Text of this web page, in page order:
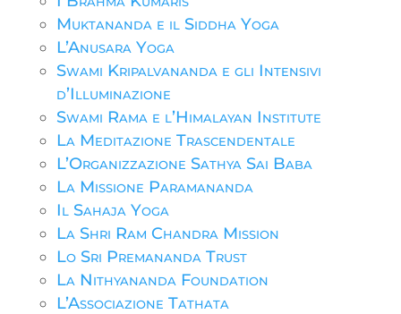
Muktananda e il Siddha Yoga
L’Anusara Yoga
Swami Kripalvananda e gli Intensivi
d’Illuminazione
Swami Rama e l’Himalayan Institute
La Meditazione Trascendentale
L’Organizzazione Sathya Sai Baba
La Missione Paramananda
Il Sahaja Yoga
La Shri Ram Chandra Mission
Lo Sri Premananda Trust
La Nithyananda Foundation
L’Associazione Tathata